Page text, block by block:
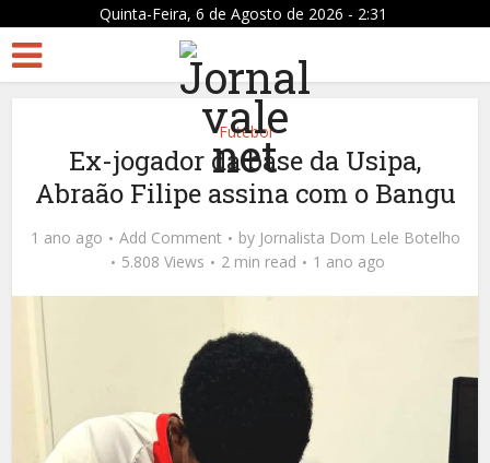
Quinta-Feira, 6 de Agosto de 2026 - 2:31
Futebol
Ex-jogador da base da Usipa,
Abraão Filipe assina com o Bangu
1 ano ago Add Comment by Jornalista Dom Lele Botelho
5.808 Views
2 min read 1 ano ago